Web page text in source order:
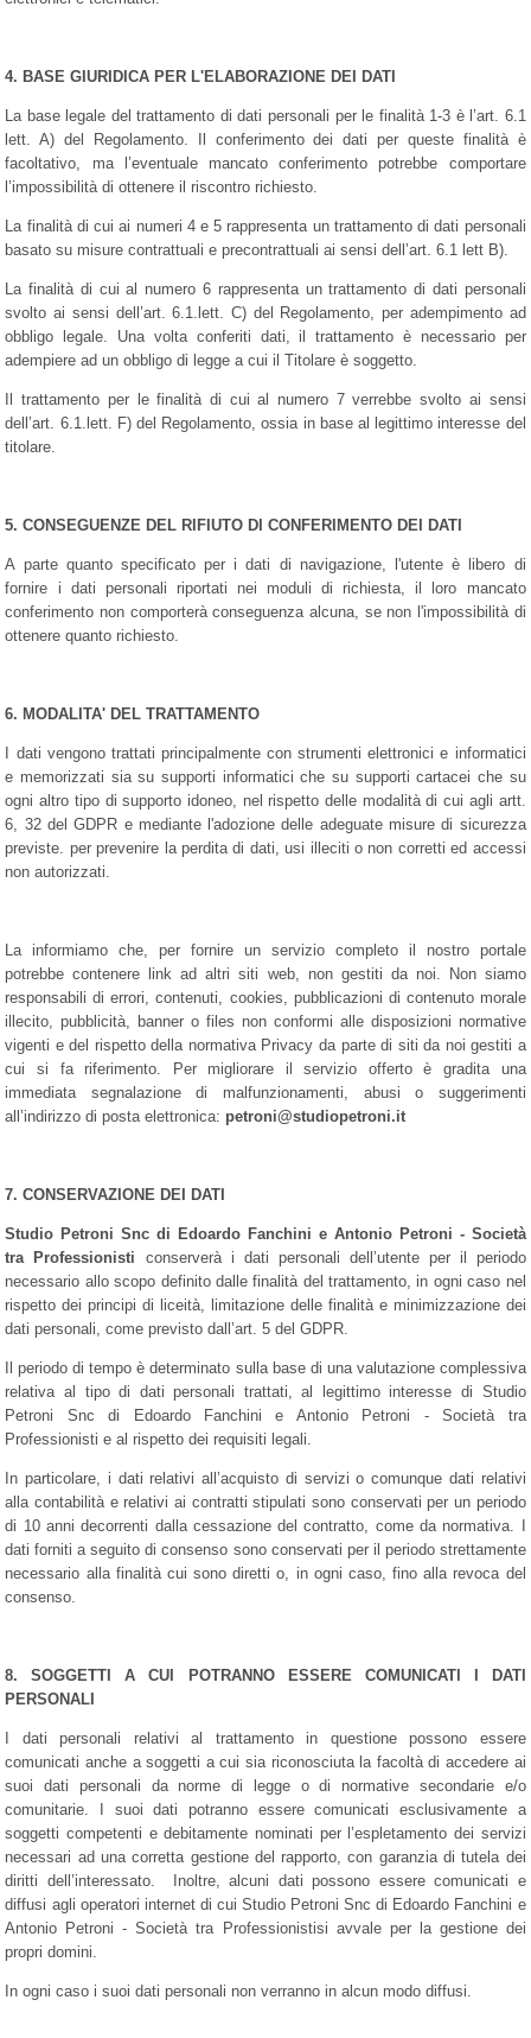
4. BASE GIURIDICA PER L'ELABORAZIONE DEI DATI
La base legale del trattamento di dati personali per le finalità 1-3 è l’art. 6.1
lett. A) del Regolamento. Il conferimento dei dati per queste finalità è
facoltativo, ma l’eventuale mancato conferimento potrebbe comportare
l’impossibilità di ottenere il riscontro richiesto.
La finalità di cui ai numeri 4 e 5 rappresenta un trattamento di dati personali
basato su misure contrattuali e precontrattuali ai sensi dell’art. 6.1 lett B).
La finalità di cui al numero 6 rappresenta un trattamento di dati personali
svolto ai sensi dell’art. 6.1.lett. C) del Regolamento, per adempimento ad
obbligo legale. Una volta conferiti dati, il trattamento è necessario per
adempiere ad un obbligo di legge a cui il Titolare è soggetto.
Il trattamento per le finalità di cui al numero 7 verrebbe svolto ai sensi
dell’art. 6.1.lett. F) del Regolamento, ossia in base al legittimo interesse del
titolare.
5. CONSEGUENZE DEL RIFIUTO DI CONFERIMENTO DEI DATI
A parte quanto specificato per i dati di navigazione, l'utente è libero di
fornire i dati personali riportati nei moduli di richiesta, il loro mancato
conferimento non comporterà conseguenza alcuna, se non l'impossibilità di
ottenere quanto richiesto.
6. MODALITA' DEL TRATTAMENTO
I dati vengono trattati principalmente con strumenti elettronici e informatici
e memorizzati sia su supporti informatici che su supporti cartacei che su
ogni altro tipo di supporto idoneo, nel rispetto delle modalità di cui agli artt.
6, 32 del GDPR e mediante l'adozione delle adeguate misure di sicurezza
previste. per prevenire la perdita di dati, usi illeciti o non corretti ed accessi
non autorizzati.
La informiamo che, per fornire un servizio completo il nostro portale
potrebbe contenere link ad altri siti web, non gestiti da noi. Non siamo
responsabili di errori, contenuti, cookies, pubblicazioni di contenuto morale
illecito, pubblicità, banner o files non conformi alle disposizioni normative
vigenti e del rispetto della normativa Privacy da parte di siti da noi gestiti a
cui si fa riferimento. Per migliorare il servizio offerto è gradita una
immediata segnalazione di malfunzionamenti, abusi o suggerimenti
all’indirizzo di posta elettronica: petroni@studiopetroni.it
7. CONSERVAZIONE DEI DATI
Studio Petroni Snc di Edoardo Fanchini e Antonio Petroni - Società
tra Professionisti conserverà i dati personali dell’utente per il periodo
necessario allo scopo definito dalle finalità del trattamento, in ogni caso nel
rispetto dei principi di liceità, limitazione delle finalità e minimizzazione dei
dati personali, come previsto dall’art. 5 del GDPR.
Il periodo di tempo è determinato sulla base di una valutazione complessiva
relativa al tipo di dati personali trattati, al legittimo interesse di Studio
Petroni Snc di Edoardo Fanchini e Antonio Petroni - Società tra
Professionisti e al rispetto dei requisiti legali.
In particolare, i dati relativi all’acquisto di servizi o comunque dati relativi
alla contabilità e relativi ai contratti stipulati sono conservati per un periodo
di 10 anni decorrenti dalla cessazione del contratto, come da normativa. I
dati forniti a seguito di consenso sono conservati per il periodo strettamente
necessario alla finalità cui sono diretti o, in ogni caso, fino alla revoca del
consenso.
8. SOGGETTI A CUI POTRANNO ESSERE COMUNICATI I DATI
PERSONALI
I dati personali relativi al trattamento in questione possono essere
comunicati anche a soggetti a cui sia riconosciuta la facoltà di accedere ai
suoi dati personali da norme di legge o di normative secondarie e/o
comunitarie. I suoi dati potranno essere comunicati esclusivamente a
soggetti competenti e debitamente nominati per l’espletamento dei servizi
necessari ad una corretta gestione del rapporto, con garanzia di tutela dei
diritti dell’interessato. Inoltre, alcuni dati possono essere comunicati e
diffusi agli operatori internet di cui Studio Petroni Snc di Edoardo Fanchini e
Antonio Petroni - Società tra Professionistisi avvale per la gestione dei
propri domini.
In ogni caso i suoi dati personali non verranno in alcun modo diffusi.